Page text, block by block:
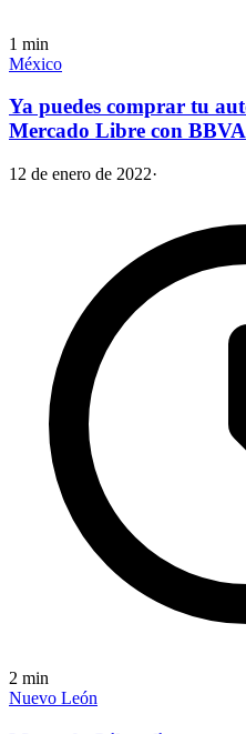
1 min
México
Ya puedes comprar tu
Mercado Libre con BBVA
12 de enero de 2022·
2 min
Nuevo León